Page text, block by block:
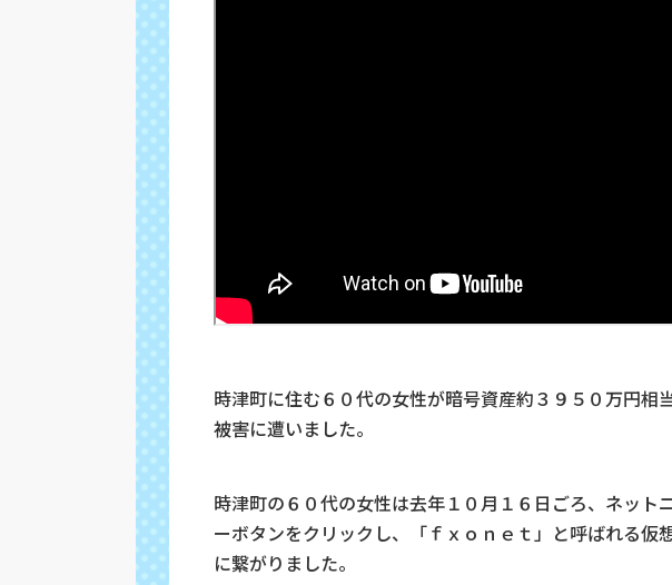
時津町に住む６０代の女性が暗号資産約３９５０万円相
被害に遭いました。
時津町の６０代の女性は去年１０月１６日ごろ、ネット
ーボタンをクリックし、「ｆｘｏｎｅｔ」と呼ばれる仮
に繋がりました。